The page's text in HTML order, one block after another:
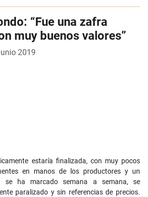
“Fue una zafra
muy buenos valores”
2019
estaría finalizada, con muy pocos
en manos de los productores y un
se ha marcado semana a semana, se
paralizado y sin referencias de precios.